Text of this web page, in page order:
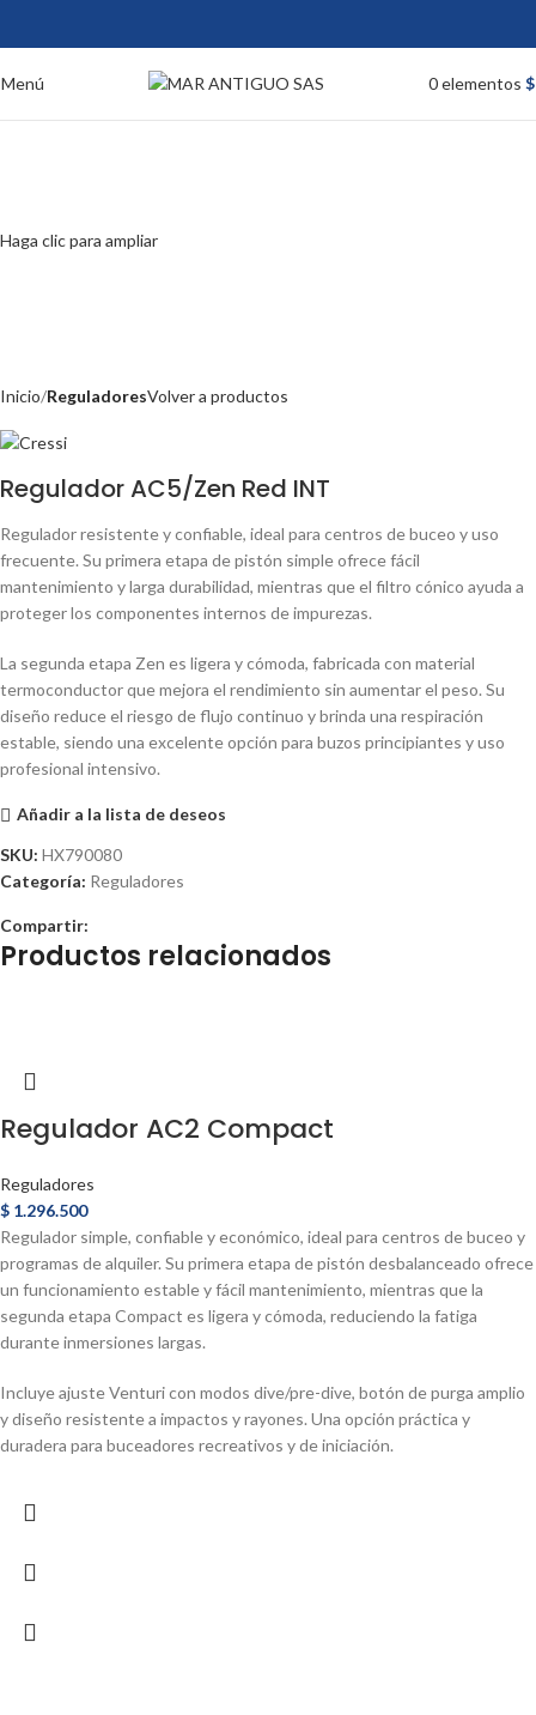
Menú 0elementos $
Haga clic para ampliar
Inicio ReguladoresVolver a productos
Regulador AC5/Zen Red INT
Regulador resistente y confiable, ideal para centros de buceo y uso
frecuente. Su primera etapa de pistón simple ofrece fácil
mantenimiento y larga durabilidad, mientras que el filtro cónico ayuda a
proteger los componentes internos de impurezas.
La segunda etapa Zen es ligera y cómoda, fabricada con material
termoconductor que mejora el rendimiento sin aumentar el peso. Su
diseño reduce el riesgo de flujo continuo y brinda una respiración
estable, siendo una excelente opción para buzos principiantes y uso
profesional intensivo.
Añadir a la lista de deseos
SKU: HX790080
Categoría: Reguladores
Compartir:
Productos relacionados
Regulador AC2 Compact
Reguladores
$ 1.296.500
Regulador simple, confiable y económico, ideal para centros de buceo y
programas de alquiler. Su primera etapa de pistón desbalanceado ofrece
un funcionamiento estable y fácil mantenimiento, mientras que la
segunda etapa Compact es ligera y cómoda, reduciendo la fatiga
durante inmersiones largas.
Incluye ajuste Venturi con modos dive/pre-dive, botón de purga amplio
y diseño resistente a impactos y rayones. Una opción práctica y
duradera para buceadores recreativos y de iniciación.